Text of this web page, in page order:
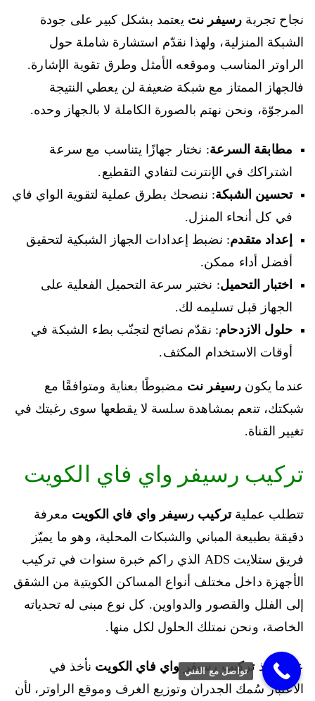
نجاح تجربة رسيفر نت يعتمد بشكل كبير على جودة
الشبكة المنزلية، ولهذا نقدّم استشارة شاملة حول
الراوتر المناسب وموقعه الأمثل وطرق تقوية الإشارة.
فالجهاز الممتاز مع شبكة ضعيفة لن يعطي النتيجة
المرجوّة، ونحن نهتم بالصورة الكاملة لا بالجهاز وحده.
مطابقة السرعة: نختار جهازًا يتناسب مع سرعة
اشتراكك في الإنترنت لتفادي التقطيع.
تحسين الشبكة: ننصحك بطرق عملية لتقوية الواي فاي
في كل أنحاء المنزل.
إعداد متقدم: نضبط إعدادات الجهاز الشبكية لتحقيق
أفضل أداء ممكن.
اختبار التحميل: نختبر سرعة التحميل الفعلية على
الجهاز قبل تسليمه لك.
حلول الازدحام: نقدّم نصائح لتجنّب بطء الشبكة في
أوقات الاستخدام المكثف.
عندما يكون رسيفر نت مضبوطًا بعناية ومتوافقًا مع
شبكتك، تنعم بمشاهدة سلسة لا يقطعها سوى رغبتك في
تغيير القناة.
تركيب رسيفر واي فاي الكويت
تتطلب عمليةتركيب رسيفر واي فاي الكويت معرفة
دقيقة بطبيعة المباني والشبكات المحلية، وهو ما يميّز
فريق ستلايت ADS الذي راكم خبرة سنوات في تركيب
الأجهزة داخل مختلف أنواع المساكن الكويتية من الشقق
إلى الفلل والقصور والدواوين. كل نوع مبنى له تحدياته
الخاصة، ونحن نمتلك الحلول لكل منها.
عند تنفيذتركيب رسيفر واي فاي الكويت نأخذ في
الاعتبار سُمك الجدران وتوزيع الغرف وموقع الراوتر، لأن
تواصل مع الفني